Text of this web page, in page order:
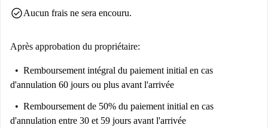
check_circleAucun frais ne sera encouru.
Après approbation du propriétaire:
Remboursement intégral du paiement initial en cas
d'annulation 60 jours ou plus avant l'arrivée
Remboursement de 50% du paiement initial en cas
d'annulation entre 30 et 59 jours avant l'arrivée